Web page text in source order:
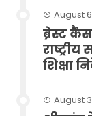
August
ब्रेस्ट
शिक्षा
August